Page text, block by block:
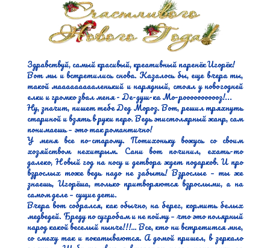
Здравствуй, самый красивый, креативный паренёк Игорёк!
Вот мы и встретились снова. Казалось бы, еще вчера ты,
такой маааааааааленький и нарядный, стоял у новогодней
елки и громко звал меня - Де-душ-ка Мо-рооооооооооз!...
Ну, значит, пишет тебе Дед Мороз. Вот, решил тряхнуть
стариной и взять в руки перо. Ведь эпистолярный жанр, сам
понимаешь – это так романтично!
У меня все по-старому. Потихоньку вожусь со своим
хозяйством нехитрым. Сани вот починил, ехать-то
далеко, Новый год на носу и детвора ждет подарков. И про
взрослых тоже ведь надо не забыть! Взрослые – ты же
знаешь, Игорёша, только притворяются взрослыми, а на
самом деле – сущие дети.
Вчера вот собрался, как обычно, на берег, кормить белых
медведей. Бреду по сугробам и не пойму – что это полярный
народ какой веселый нынче!!!… Все, кто ни встретится мне,
со смеху так и покатываются. А домой пришел, в зеркало